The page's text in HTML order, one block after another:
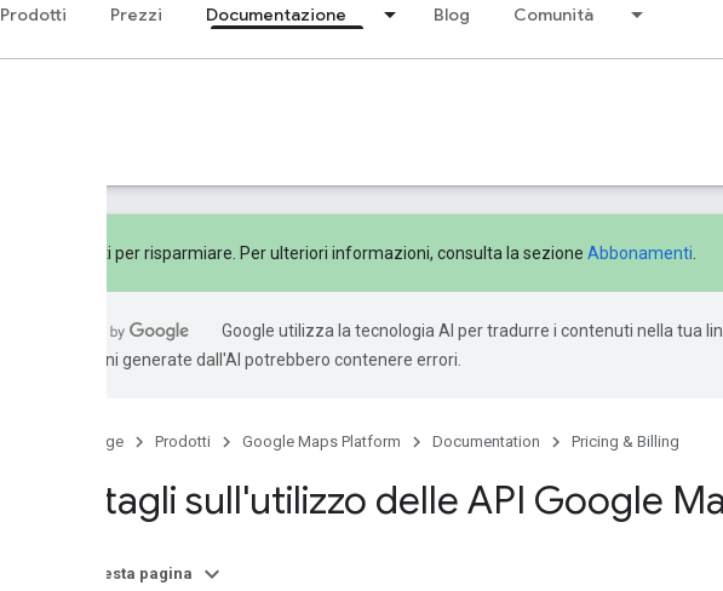
Prodotti Prezzi Documentazione Blog Comunità
Abbonati per risparmiare. Per ulteriori informazioni, consulta la sezione Abbonamenti
Google utilizza la tecnologia AI per tradurre i contenuti nella tua
traduzioni generate dall'AI potrebbero contenere errori.
Home page Prodotti Google Maps Platform Documentation Pricing & Billing
Dettagli sull'utilizzo delle API Google
Su questa pagina